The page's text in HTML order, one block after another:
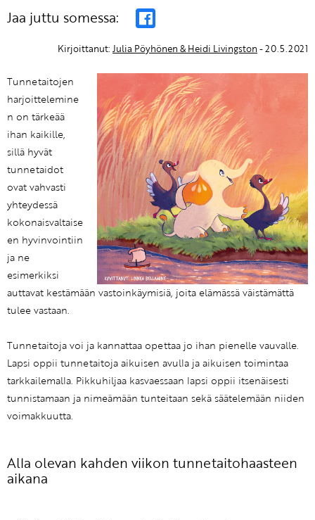
Jaa juttu somessa:
Kirjoittanut: Julia Pöyhönen & Heidi Livingston - 20.5.2021
Tunnetaitojen
harjoittelemine
n on tärkeää
ihan kaikille,
sillä hyvät
tunnetaidot
ovat vahvasti
yhteydessä
kokonaisvaltaise
en hyvinvointiin
ja ne
esimerkiksi
auttavat kestämään vastoinkäymisiä, joita elämässä väistämättä
tulee vastaan.
Tunnetaitoja voi ja kannattaa opettaa jo ihan pienelle vauvalle.
Lapsi oppii tunnetaitoja aikuisen avulla ja aikuisen toimintaa
tarkkailemalla. Pikkuhiljaa kasvaessaan lapsi oppii itsenäisesti
tunnistamaan ja nimeämään tunteitaan sekä säätelemään niiden
voimakkuutta.
Alla olevan kahden viikon tunnetaitohaasteen
aikana